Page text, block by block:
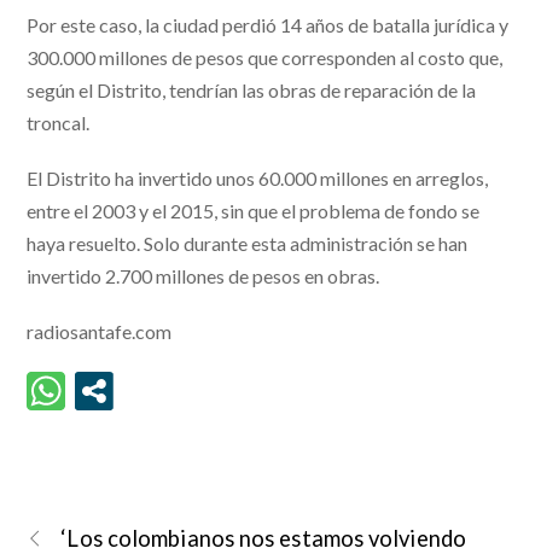
Por este caso, la ciudad perdió 14 años de batalla jurídica y
300.000 millones de pesos que corresponden al costo que,
según el Distrito, tendrían las obras de reparación de la
troncal.
El Distrito ha invertido unos 60.000 millones en arreglos,
entre el 2003 y el 2015, sin que el problema de fondo se
haya resuelto. Solo durante esta administración se han
invertido 2.700 millones de pesos en obras.
radiosantafe.com
‘Los colombianos nos estamos volviendo